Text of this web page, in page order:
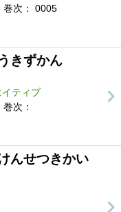
巻次： 0005
きずかん
ティブ
巻次：
んせつきかい